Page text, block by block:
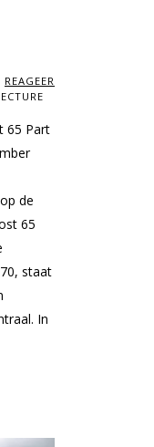
REAGEER
65 Part
de
65
staat
In